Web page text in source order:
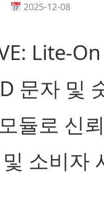
2025-12-08
Lite-
문자 및
듈로 신
소비자